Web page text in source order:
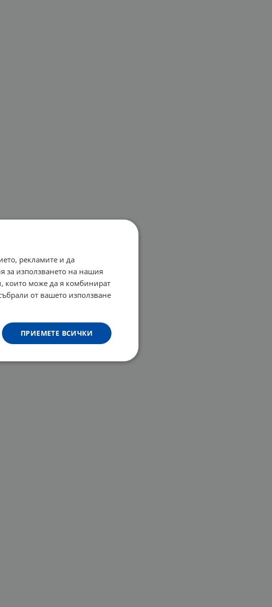
рекламите и да
за използването на нашия
които може да я комбинират
от вашето използване
ПРИЕМЕТЕ ВСИЧКИ